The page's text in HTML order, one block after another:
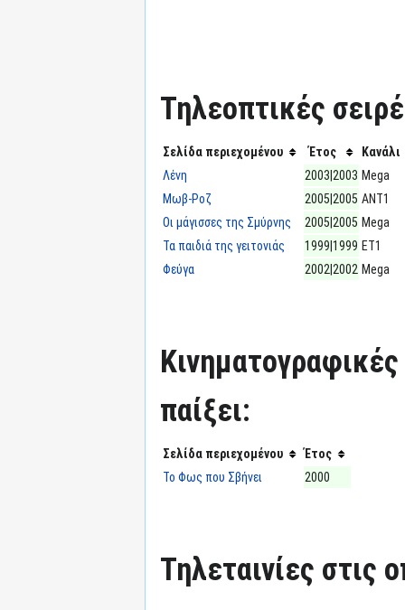
Τηλεοπτικές
Σελίδα περιεχομένου Έτος
Κανάλι
Λένη
2003|2003 Mega
Μωβ-Ροζ
2005|2005 ΑΝΤ1
Οι μάγισσες της Σμύρνης
2005|2005 Mega
Τα παιδιά της γειτονιάς
1999|1999 ΕΤ1
Φεύγα
2002|2002 Mega
Κινηματογραφικές
παίξει:
Σελίδα περιεχομένου
Έτος
Το Φως που Σβήνει
2000
Τηλεταινίες στις